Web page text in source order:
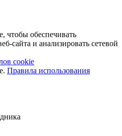
чтобы обеспечивать
сайта и анализировать сетевой
cookie
Правила использования